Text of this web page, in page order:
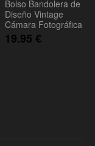
Bolso Bandolera de
Diseño Vintage
Cámara Fotográfica
19.95 €